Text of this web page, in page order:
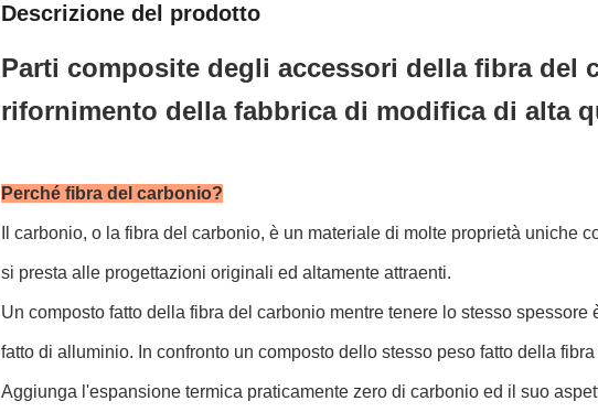
Descrizione del prodotto
Parti composite degli accessori della fibra del
rifornimento della fabbrica di modifica di alta
Perché fibra del carbonio?
Il carbonio, o la fibra del carbonio, è un materiale di molte proprietà uniche
si presta alle progettazioni originali ed altamente attraenti.
Un composto fatto della fibra del carbonio mentre tenere lo stesso
fatto di alluminio. In confronto un composto dello stesso peso fatto della
Aggiunga l'espansione termica praticamente zero di carbonio ed il suo